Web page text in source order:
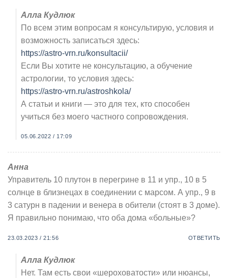
Алла Кудлюк
По всем этим вопросам я консультирую, условия и
возможность записаться здесь:
https://astro-vrn.ru/konsultacii/
Если Вы хотите не консультацию, а обучение
астрологии, то условия здесь:
https://astro-vrn.ru/astroshkola/
А статьи и книги — это для тех, кто способен
учиться без моего частного сопровождения.
05.06.2022 / 17:09
Анна
Управитель 10 плутон в перегрине в 11 и упр., 10 в 5
солнце в близнецах в соединении с марсом. А упр., 9 в
3 сатурн в падении и венера в обители (стоят в 3 доме).
Я правильно понимаю, что оба дома «больные»?
23.03.2023 / 21:56 ОТВЕТИТЬ
Алла Кудлюк
Нет. Там есть свои «шероховатости» или нюансы,